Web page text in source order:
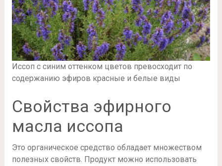
Иссоп с синим оттенком цветов превосходит по
содержанию эфиров красные и белые виды
Свойства эфирного
масла иссопа
Это органическое средство обладает множеством
полезных свойств. Продукт можно использовать